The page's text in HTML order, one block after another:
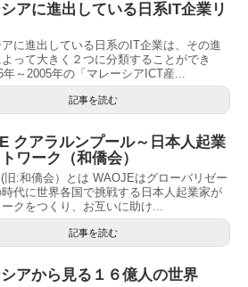
アに進出している日系IT企業リ
に進出している日系のIT企業は、その進
って大きく２つに分類することができ
年～2005年の「マレーシアICT産...
記事を読む
クアラルンプール～日本人起業
ワーク（和僑会）
旧:和僑会）とは WAOJEはグローバリゼー
代に世界各国で挑戦する日本人起業家が
クをつくり、お互いに助け...
記事を読む
アから見る１６億人の世界